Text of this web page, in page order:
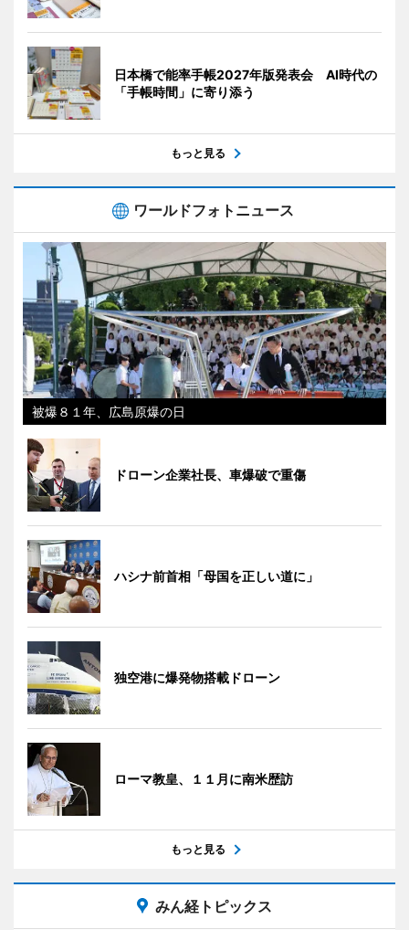
日本橋で能率手帳2027年版発表会 AI時代の
「手帳時間」に寄り添う
もっと見る
ワールドフォトニュース
被爆８１年、広島原爆の日
ドローン企業社長、車爆破で重傷
ハシナ前首相「母国を正しい道に」
独空港に爆発物搭載ドローン
ローマ教皇、１１月に南米歴訪
もっと見る
みん経トピックス